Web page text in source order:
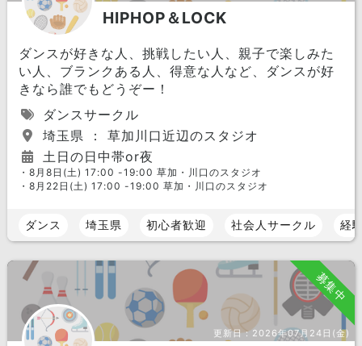
HIPHOP＆LOCK
ダンスが好きな人、挑戦したい人、親子で楽しみた
い人、ブランクある人、得意な人など、ダンスが好
きなら誰でもどうぞー！
ダンスサークル
埼玉県 ： 草加川口近辺のスタジオ
土日の日中帯or夜
・8月8日(土) 17:00 -19:00 草加・川口のスタジオ
・8月22日(土) 17:00 -19:00 草加・川口のスタジオ
ダンス 埼玉県 初心者歓迎 社会人サークル 経
募集中
更新日：2026年07月24日(金)